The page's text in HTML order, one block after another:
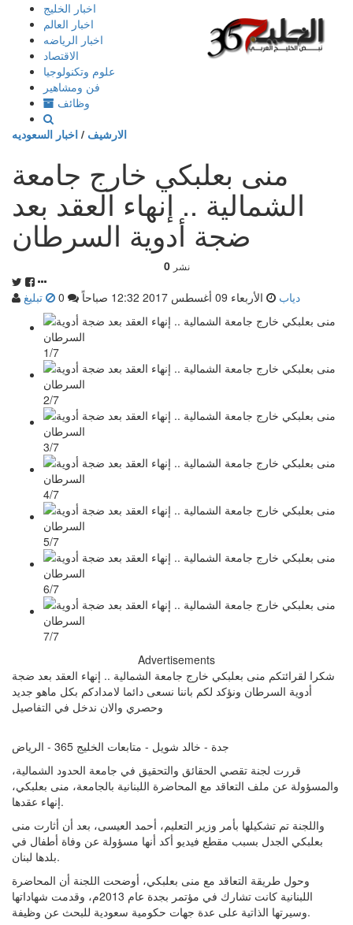
إذهب
المحتوى
اخبار الخليج
اخبار العالم
اخبار الرياضه
الاقتصاد
علوم وتكنولوجيا
فن ومشاهير
وظائف
الارشيف / اخبار السعوديه
منى بعلبكي خارج جامعة
الشمالية .. إنهاء العقد بعد
ضجة أدوية السرطان
0 نشر
دياب الأربعاء 09 أغسطس 2017 12:32 صباحاً تبليغ
1/7
2/7
3/7
4/7
5/7
6/7
7/7
Advertisements
شكرا لقرائتكم منى بعلبكي خارج جامعة الشمالية .. إنهاء العقد بعد ضجة
أدوية السرطان ونؤكد لكم باننا نسعى دائما لامدادكم بكل ماهو جديد
وحصري والان ندخل في التفاصيل
جدة - خالد شويل - متابعات الخليج 365 - الرياض
قررت لجنة تقصي الحقائق والتحقيق في جامعة الحدود الشمالية،
والمسؤولة عن ملف التعاقد مع المحاضرة اللبنانية بالجامعة، منى بعلبكي،
إنهاء عقدها.
واللجنة تم تشكيلها بأمر وزير التعليم، أحمد العيسى، بعد أن أثارت منى
بعلبكي الجدل بسبب مقطع فيديو أكد أنها مسؤولة عن وفاة أطفال في
بلدها لبنان.
وحول طريقة التعاقد مع منى بعلبكي، أوضحت اللجنة أن المحاضرة
اللبنانية كانت تشارك في مؤتمر بجدة عام 2013م، وقدمت شهاداتها
وسيرتها الذاتية على عدة جهات حكومية سعودية للبحث عن وظيفة.